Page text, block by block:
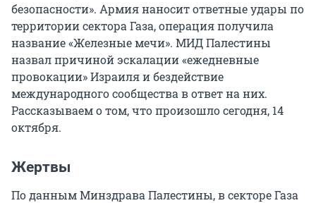
безопасности». Армия наносит ответные удары по
территории сектора Газа, операция получила
название «Железные мечи». МИД Палестины
назвал причиной эскалации «ежедневные
провокации» Израиля и бездействие
международного сообщества в ответ на них.
Рассказываем о том, что произошло сегодня, 14
октября.
Жертвы
По данным Минздрава Палестины, в секторе Газа